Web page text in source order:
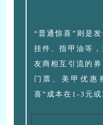
“普通惊喜”则是
挂件、指甲油等
友商相互引流的
门票、美甲优惠
喜”成本在1-3元或